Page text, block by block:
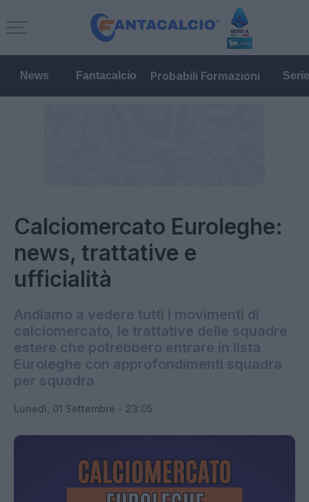
News Fantacalcio Probabili Formazioni
Calciomercato Euroleghe:
news, trattative e
ufficialità
Andiamo a vedere tutti i movimenti di
calciomercato, le trattative delle squadre
estere che potrebbero entrare in lista
Euroleghe con approfondimenti squadra
per squadra
Lunedì, 01 Settembre - 23:05